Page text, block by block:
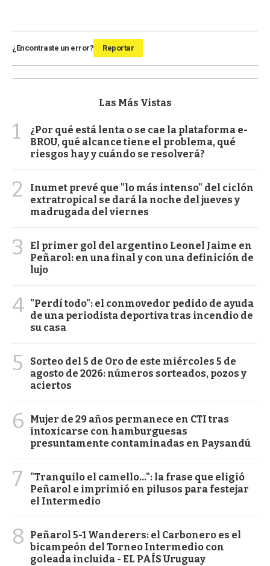
¿Encontraste un error? Reportar
Las Más Vistas
1
¿Por qué está lenta o se cae la plataforma e-
BROU, qué alcance tiene el problema, qué
riesgos hay y cuándo se resolverá?
2
Inumet prevé que "lo más intenso" del ciclón
extratropical se dará la noche del jueves y
madrugada del viernes
3
El primer gol del argentino Leonel Jaime en
Peñarol: en una final y con una definición de
lujo
4 "Perdí todo": el conmovedor pedido de ayuda
de una periodista deportiva tras incendio de
su casa
5
Sorteo del 5 de Oro de este miércoles 5 de
agosto de 2026: números sorteados, pozos y
aciertos
6
Mujer de 29 años permanece en CTI tras
intoxicarse con hamburguesas
presuntamente contaminadas en Paysandú
7
"Tranquilo el camello...": la frase que eligió
Peñarol e imprimió en pilusos para festejar
el Intermedio
8
Peñarol 5-1 Wanderers: el Carbonero es el
bicampeón del Torneo Intermedio con
goleada incluida - EL PAÍS Uruguay